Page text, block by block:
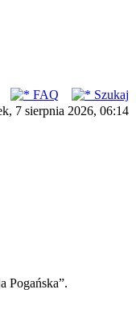
FAQ
Szukaj
7 sierpnia 2026, 06:14
Pogańska”.